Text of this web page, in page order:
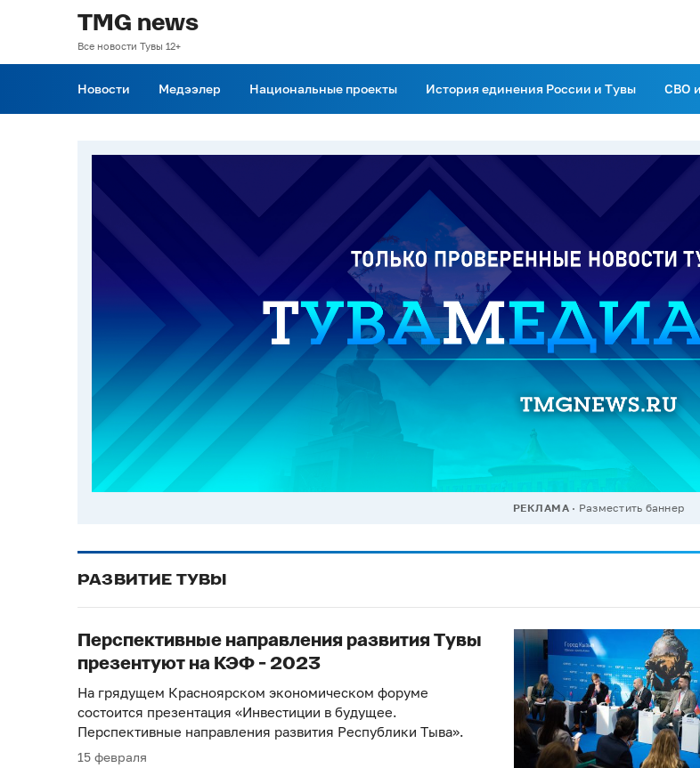
TMG news
Все новости Тувы 12+
Новости Медээлер Национальные проекты История единения России и Тувы СВО
РЕКЛАМА Разместить баннер
РАЗВИТИЕ ТУВЫ
Перспективные направления развития Тувы
презентуют на КЭФ - 2023
На грядущем Красноярском экономическом форуме
состоится презентация «Инвестиции в будущее.
Перспективные направления развития Республики Тыва».
15 февраля